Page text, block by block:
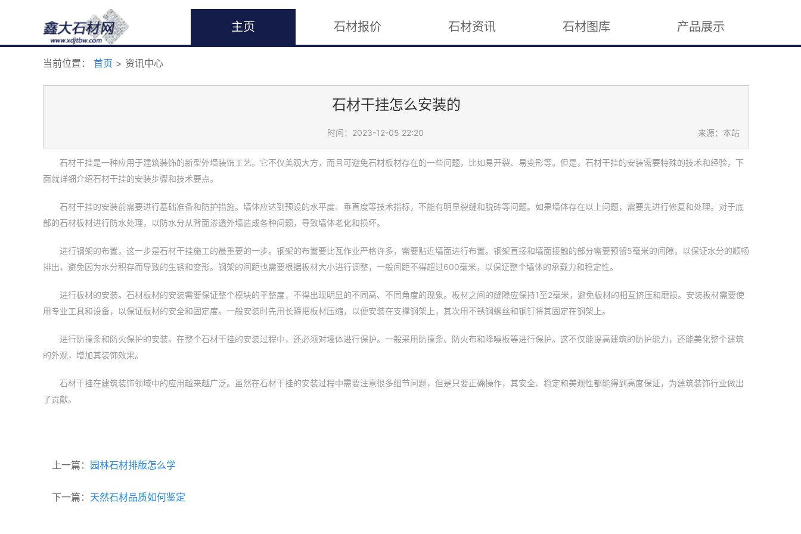
主页 石材报价 石材资讯 石材图库 产品展示
当前位置： 首页 > 资讯中心
石材干挂怎么安装的
时间：2023-12-05 22:20 来源：本站
石材干挂是一种应用于建筑装饰的新型外墙装饰工艺。它不仅美观大方，而且可避免石材板材存在的一些问题，比如易开裂、易变形等。但是，石材干挂的安装需要特殊的技术和经验，下
面就详细介绍石材干挂的安装步骤和技术要点。
石材干挂的安装前需要进行基础准备和防护措施。墙体应达到预设的水平度、垂直度等技术指标，不能有明显裂缝和脱砖等问题。如果墙体存在以上问题，需要先进行修复和处理。对于底
部的石材板材进行防水处理，以防水分从背面渗透外墙造成各种问题，导致墙体老化和损坏。
进行钢架的布置，这一步是石材干挂施工的最重要的一步。钢架的布置要比瓦作业严格许多，需要贴近墙面进行布置。钢架直接和墙面接触的部分需要预留5毫米的间隙，以保证水分的顺畅
排出，避免因为水分积存而导致的生锈和变形。钢架的间距也需要根据板材大小进行调整，一般间距不得超过600毫米，以保证整个墙体的承载力和稳定性。
进行板材的安装。石材板材的安装需要保证整个模块的平整度，不得出现明显的不同高、不同角度的现象。板材之间的缝隙应保持1至2毫米，避免板材的相互挤压和磨损。安装板材需要使
用专业工具和设备，以保证板材的安全和固定度。一般安装时先用长箍把板材压缩，以便安装在支撑钢架上，其次用不锈钢螺丝和钢钉将其固定在钢架上。
进行防撞条和防火保护的安装。在整个石材干挂的安装过程中，还必须对墙体进行保护。一般采用防撞条、防火布和降噪板等进行保护。这不仅能提高建筑的防护能力，还能美化整个建筑
的外观，增加其装饰效果。
石材干挂在建筑装饰领域中的应用越来越广泛。虽然在石材干挂的安装过程中需要注意很多细节问题，但是只要正确操作，其安全、稳定和美观性都能得到高度保证，为建筑装饰行业做出
了贡献。
上一篇： 园林石材排版怎么学
下一篇： 天然石材品质如何鉴定